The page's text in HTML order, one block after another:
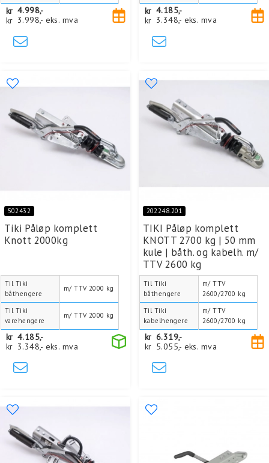
kr 4.998,-
kr 3.998,- eks. mva
kr 4.185,-
kr 3.348,- eks. mva
502432
Tiki Påløp komplett
Knott 2000kg
Til Tiki
båthengere
m/ TTV 2000 kg
Til Tiki
varehengere
m/ TTV 2000 kg
kr 4.185,-
kr 3.348,- eks. mva
202248.201
TIKI Påløp komplett
KNOTT 2700 kg | 50 mm
kule | båth. og kabelh. m/
TTV 2600 kg
Til Tiki
båthengere
m/ TTV
2600/2700 kg
Til Tiki
kabelhengere
m/ TTV
2600/2700 kg
kr 6.319,-
kr 5.055,- eks. mva